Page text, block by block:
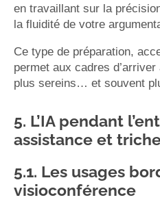
en travaillant sur la
la fluidité de votre
Ce type de préparation,
permet aux cadres
plus sereins… et souvent
5. L’IA pendant
assistance et
5.1. Les usages
visioconférence